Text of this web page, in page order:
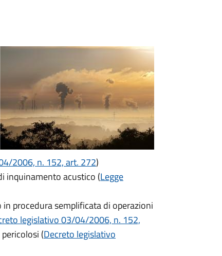
2006, n. 152, art. 272)
inquinamento acustico (Legge
procedura semplificata di operazioni
legislativo 03/04/2006, n. 152,
(Decreto legislativo